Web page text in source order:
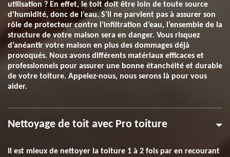
utilisation ? En effet, le toit doit être loin de toute source
d’humidité, donc de l’eau. S’il ne parvient pas à assurer son
rôle de protecteur contre l’infiltration d’eau, l’ensemble de la
structure de votre maison sera en danger. Vous risquez
d’anéantir votre maison en plus des dommages déjà
provoqués. Nous avons différents matériaux efficaces et
professionnels pour assurer une bonne étanchéité et durable
de votre toiture. Appelez-nous, nous serons là pour vous
aider.
Nettoyage de toit avec Pro toiture
Il est mieux de nettoyer la toiture 1 à 2 fois par en recourant